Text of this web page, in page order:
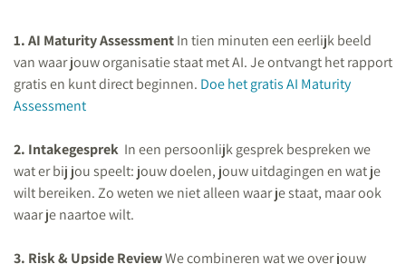
1. AI Maturity AssessmentIn tien minuten een eerlijk beeld
van waar jouw organisatie staat met AI. Je ontvangt het rapport
gratis en kunt direct beginnen. Doe het gratis AI Maturity
Assessment
2. Intakegesprek In een persoonlijk gesprek bespreken we
wat er bij jou speelt: jouw doelen, jouw uitdagingen en wat je
wilt bereiken. Zo weten we niet alleen waar je staat, maar ook
waar je naartoe wilt.
3. Risk & Upside ReviewWe combineren wat we over jouw